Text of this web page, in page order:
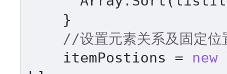
//设置元素关系及固定位
    itemPostions =
new